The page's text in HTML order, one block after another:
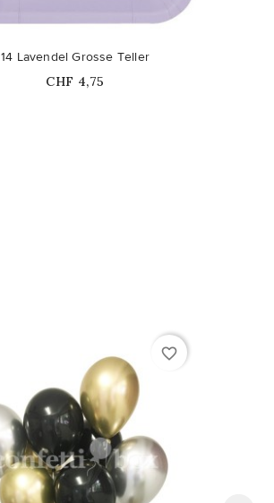
14 Lavendel Grosse Teller
Price
CHF 4,75
favorite_border